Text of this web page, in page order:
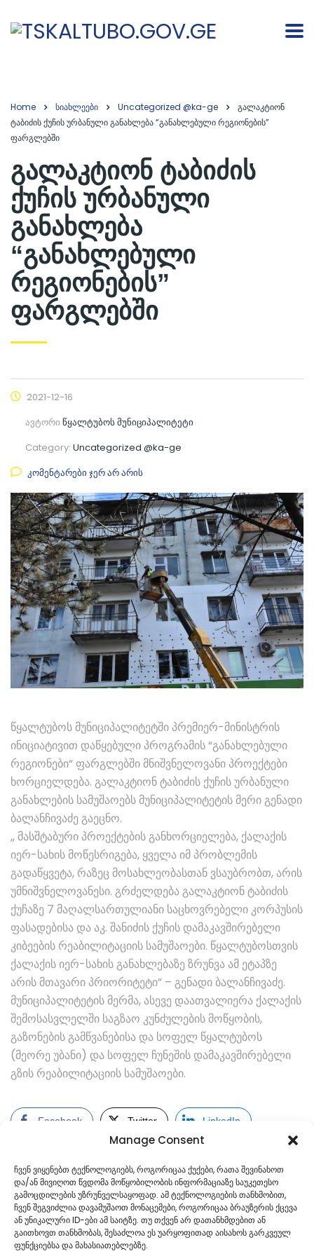
Manage Consent
ჩვენ ვიყენებთ ტექნოლოგიებს, როგორიცაა ქუქები, რათა შევინახოთ
და/ან მივიღოთ წვდომა მოწყობილობის ინფორმაციაზე საუკეთესო
გამოცდილების უზრუნველსაყოფად. ამ ტექნოლოგიების თანხმობით,
ჩვენ შეგვიძლია დავამუშაოთ მონაცემები, როგორიცაა ბრაუზერის ქცევა
ან უნიკალური ID-ები ამ საიტზე. თუ თქვენ არ დათანხმდებით ან
გაითხოვთ თანხმობას, შესაძლოა ეს უარყოფითად აისახოს გარკვეულ
ფუნქციებსა და მახასიათებლებზე.
Home სიახლეები Uncategorized @ka-ge
გალაკტიონ
ტაბიძის ქუჩის ურბანული განახლება “განახლებული რეგიონების”
ფარგლებში
გალაკტიონ ტაბიძის
ქუჩის ურბანული
განახლება
“განახლებული
რეგიონების”
ფარგლებში
2021-12-16
ავტორი წყალტუბოს მუნიციპალიტეტი
Category: Uncategorized @ka-ge
კომენტარები ჯერ არ არის
წყალტუბოს მუნიციპალიტეტში პრემიერ-მინისტრის
ინიციატივით დაწყებული პროგრამის “განახლებული
რეგიონები“ ფარგლებში მნიშვნელოვანი პროექტები
ხორციელდება. გალაკტიონ ტაბიძის ქუჩის ურბანული
განახლების სამუშაოებს მუნიციპალიტეტის მერი გენადი
ბალანჩივაძე გაეცნო.
,, მასშტაბური პროექტების განხორციელება, ქალაქის
იერ-სახის მოწესრიგება, ყველა იმ პრობლემის
გადაწყვეტა, რაზეც მოსახლეობასთან ვსაუბრობთ, არის
უმნიშვნელოვანესი. გრძელდება გალაკტიონ ტაბიძის
ქუჩაზე 7 მაღალსართულიანი საცხოვრებელი კორპუსის
ფასადებისა და აკ. შანიძის ქუჩის დამაკავშირებელი
კიბეების რეაბილიტაციის სამუშაოები. წყალტუბოსთვის
ქალაქის იერ-სახის განახლებაზე ზრუნვა ამ ეტაპზე
არის მთავარი პრიორიტეტი” – გენადი ბალანჩივაძე.
მუნიციპალიტეტის მერმა, ასევე დაათვალიერა ქალაქის
შემოსასვლელში საგზაო კუნძულების მოწყობის,
გაზონების გამწვანებისა და სოფელ წყალტუბოს
(მეორე უბანი) და სოფელ ჩუნეშის დამაკავშირებელი
გზის რეაბილიტაციის სამუშაოები.
Facebook Twitter LinkedIn